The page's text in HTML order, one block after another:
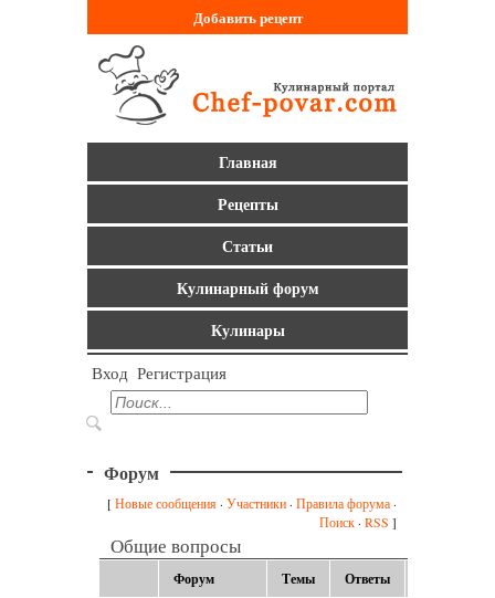
Добавитьрецепт
Главная
Рецепты
Статьи
Кулинарный форум
Кулинары
Вход Регистрация
Форум
[ Новые сообщения · Участники · Правила форума ·
Поиск · RSS ]
Общие вопросы
Форум Темы Ответы